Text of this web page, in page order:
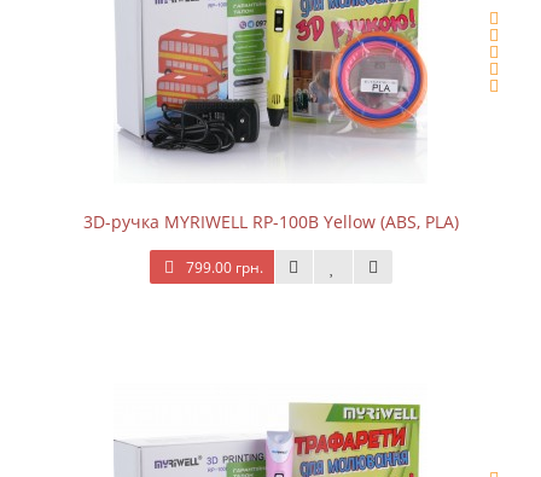
3D-ручка MYRIWELL RP-100B Yellow (ABS, PLA)
799.00 грн.